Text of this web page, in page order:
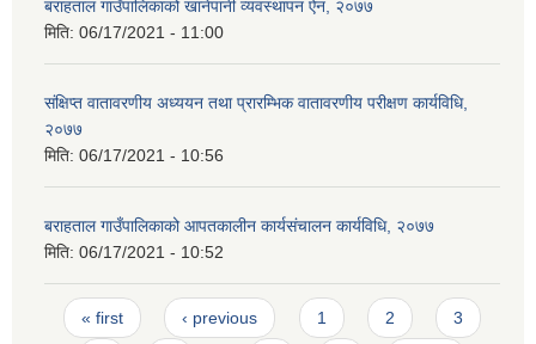
बराहताल गाउँपालिकाको खानेपानी व्यवस्थापन ऐन, २०७७
मिति: 06/17/2021 - 11:00
संक्षिप्त वातावरणीय अध्ययन तथा प्रारम्भिक वातावरणीय परीक्षण कार्यविधि,
२०७७
मिति: 06/17/2021 - 10:56
बराहताल गाउँपालिकाको आपतकालीन कार्यसंचालन कार्यविधि, २०७७
मिति: 06/17/2021 - 10:52
Pages
« first ‹ previous 1 2 3